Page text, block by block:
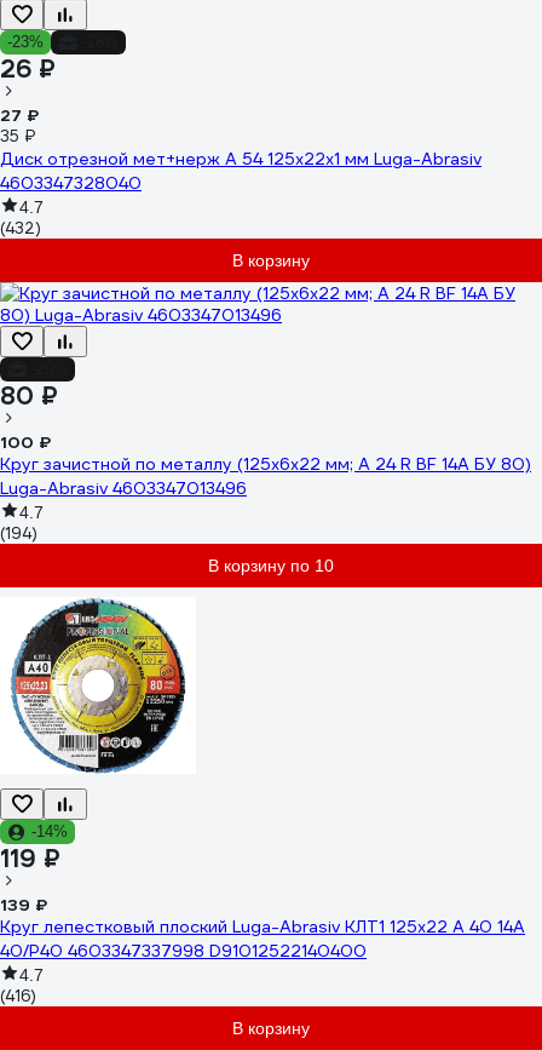
-23%
26 ₽
27 ₽
35 ₽
Диск отрезной мет+нерж A 54 125х22х1 мм Luga-Abrasiv
4603347328040
4.7
(432)
В корзину
80 ₽
100 ₽
Круг зачистной по металлу (125х6х22 мм; A 24 R BF 14А БУ 80)
Luga-Abrasiv 4603347013496
4.7
(194)
В корзину по 10
-14%
119 ₽
139 ₽
Круг лепестковый плоский Luga-Abrasiv КЛТ1 125х22 А 40 14А
40/Р40 4603347337998 D91012522140400
4.7
(416)
В корзину